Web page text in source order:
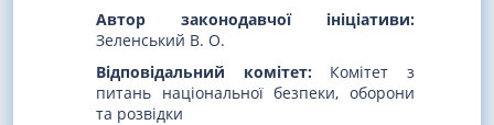
Автор законодавчої ініціативи:
Зеленський В. О.
Відповідальний комітет:Комітет з
питань національної безпеки, оборони
та розвідки